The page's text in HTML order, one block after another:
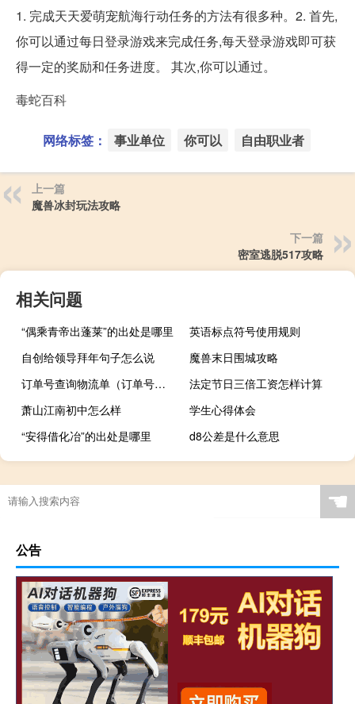
1. 完成天天爱萌宠航海行动任务的方法有很多种。2. 首先,
你可以通过每日登录游戏来完成任务,每天登录游戏即可获
得一定的奖励和任务进度。 其次,你可以通过。
毒蛇百科
网络标签： 事业单位 你可以 自由职业者
上一篇
魔兽冰封玩法攻略
下一篇
密室逃脱517攻略
相关问题
“偶乘青帝出蓬莱”的出处是哪里
英语标点符号使用规则
自创给领导拜年句子怎么说
魔兽末日围城攻略
订单号查询物流单（订单号查询物流信息）
法定节日三倍工资怎样计算
萧山江南初中怎么样
学生心得体会
“安得借化冶”的出处是哪里
d8公差是什么意思
☚
公告